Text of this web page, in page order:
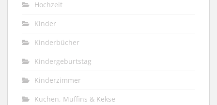
Hochzeit
Kinder
Kinderbücher
Kindergeburtstag
Kinderzimmer
Kuchen, Muffins & Kekse